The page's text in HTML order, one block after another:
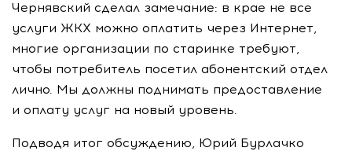
Чернявский сделал замечание: в крае не все
услуги ЖКХ можно оплатить через Интернет,
многие организации по старинке требуют,
чтобы потребитель посетил абонентский отдел
лично. Мы должны поднимать предоставление
и оплату услуг на новый уровень.
Подводя итог обсуждению, Юрий Бурлачко